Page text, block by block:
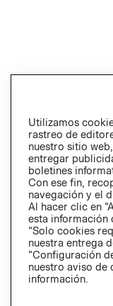
Perú (S/)
CAMBIAR REGIÓN
El contenido de esta
Utilizamos
rastreo de
nuestro sitio
entregar
boletines
Con ese fin,
navegación y el
Al hacer clic en
esta información
“Solo cookies
nuestra entrega
“Configuración
nuestro aviso de
información.